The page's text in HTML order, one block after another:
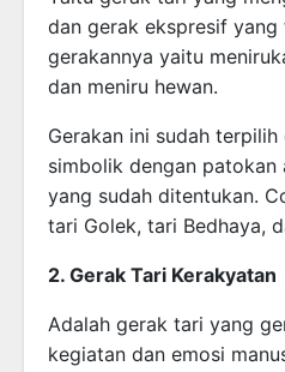
dan gerak ekspresif yang
gerakannya yaitu
dan meniru hewan.
Gerakan ini sudah
simbolik dengan
yang sudah ditentukan.
tari Golek, tari Bedhaya,
2. Gerak Tari Kerakyatan
Adalah gerak tari yang
kegiatan dan emosi